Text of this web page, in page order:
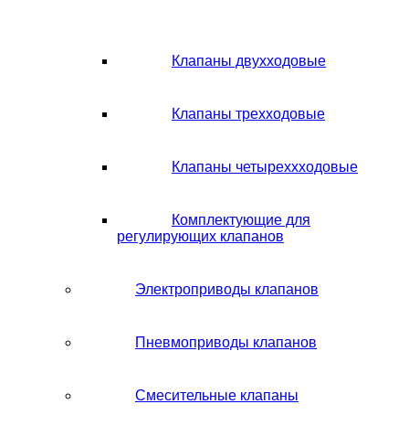
Клапаны двухходовые
Клапаны трехходовые
Клапаны четыреххходовые
Комплектующие для
регулирующих клапанов
Электроприводы клапанов
Пневмоприводы клапанов
Смесительные клапаны